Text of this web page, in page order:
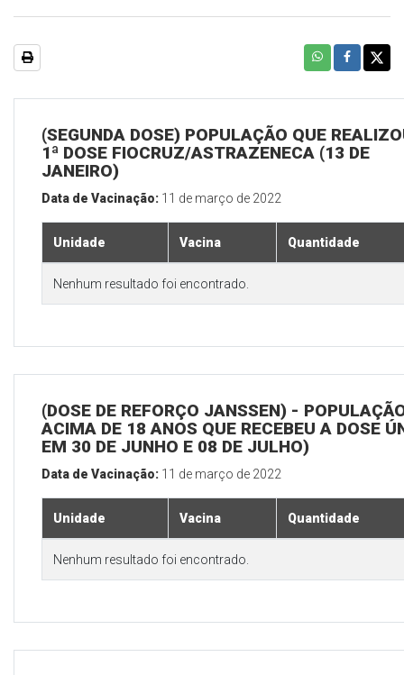
(SEGUNDA DOSE) POPULAÇÃO QUE
1ª DOSE FIOCRUZ/ASTRAZENECA (13 DE
JANEIRO)
Data de Vacinação: 11 de março de 2022
Unidade Vacina Quantidade
Nenhum resultado foi encontrado.
(DOSE DE REFORÇO JANSSEN) -
ACIMA DE 18 ANOS QUE RECEBEU A DOSE
EM 30 DE JUNHO E 08 DE JULHO)
Data de Vacinação: 11 de março de 2022
Unidade Vacina Quantidade
Nenhum resultado foi encontrado.